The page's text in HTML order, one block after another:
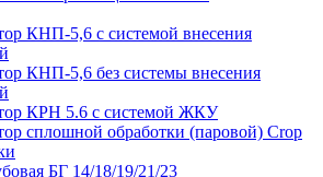
КНП-5,6 с системой внесения
КНП-5,6 без системы внесения
КРН 5.6 с системой ЖКУ
сплошной обработки (паровой) Crop
БГ 14/18/19/21/23